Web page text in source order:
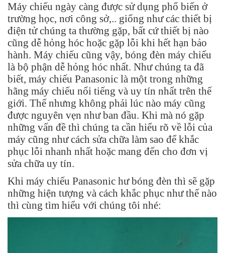
Máy chiếu ngày càng được sử dụng phổ biến ở
trường học, nơi công sở,.. giống như các thiết bị
điện tử chúng ta thường gặp, bất cứ thiết bị nào
cũng dễ hỏng hóc hoặc gặp lỗi khi hết hạn bảo
hành. Máy chiếu cũng vậy, bóng đèn máy chiếu
là bộ phận dễ hỏng hóc nhất. Như chúng ta đã
biết, máy chiếu Panasonic là một trong những
hãng máy chiếu nổi tiếng và uy tín nhất trên thế
giới. Thế nhưng không phải lúc nào máy cũng
được nguyên vẹn như ban đầu. Khi mà nó gặp
những vấn đề thì chúng ta cần hiểu rõ về lỗi của
máy cũng như cách sửa chữa làm sao để khắc
phục lỗi nhanh nhất hoặc mang đến cho đơn vị
sửa chữa uy tín.
Khi máy chiếu Panasonic hư bóng đèn thì sẽ gặp
những hiện tượng và cách khắc phục như thế nào
thì cùng tìm hiểu với chúng tôi nhé: